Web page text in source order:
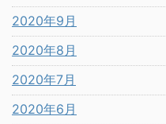
2020年9月
2020年8月
2020年7月
2020年6月